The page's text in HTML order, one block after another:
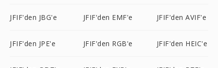
JFIF'den JBG'e JFIF'den EMF'e JFIF'den AVIF'e
JFIF'den JPE'e JFIF'den RGB'e JFIF'den HEIC'e